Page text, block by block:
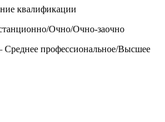
квалификации
Очно/Очно-заочно
профессиональное/Высшее